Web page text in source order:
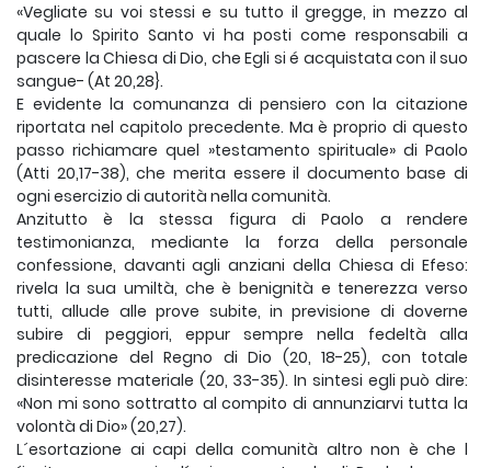
«Vegliate su voi stessi e su tutto il gregge, in mezzo al
quale lo Spirito Santo vi ha posti come responsabili a
pascere la Chiesa di Dio, che Egli si é acquistata con il suo
sangue- (At 20,28}.
E evidente la comunanza di pensiero con la citazione
riportata nel capitolo precedente. Ma è proprio di questo
passo richiamare quel »testamento spirituale» di Paolo
(Atti 20,17-38), che merita essere il documento base di
ogni esercizio di autorità nella comunità.
Anzitutto è la stessa figura di Paolo a rendere
testimonianza, mediante la forza della personale
confessione, davanti agli anziani della Chiesa di Efeso:
rivela la sua umiltà, che è benignità e tenerezza verso
tutti, allude alle prove subite, in previsione di doverne
subire di peggiori, eppur sempre nella fedeltà alla
predicazione del Regno di Dio (20, 18-25), con totale
disinteresse materiale (20, 33-35). In sintesi egli può dire:
«Non mi sono sottratto al compito di annunziarvi tutta la
volontà di Dio» (20,27).
L´esortazione ai capi della comunità altro non è che l